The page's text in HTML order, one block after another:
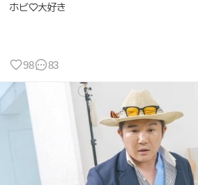
ホビ♡大好き
98 83